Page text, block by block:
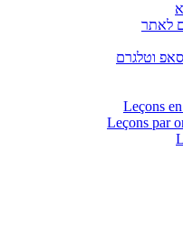
לאתר
וטלגרם
Leçons
Leçons par